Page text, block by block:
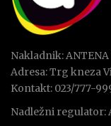
Nakladnik: ANTENA
Adresa: Trg kneza
Kontakt: 023/777-
Nadležni regulator: